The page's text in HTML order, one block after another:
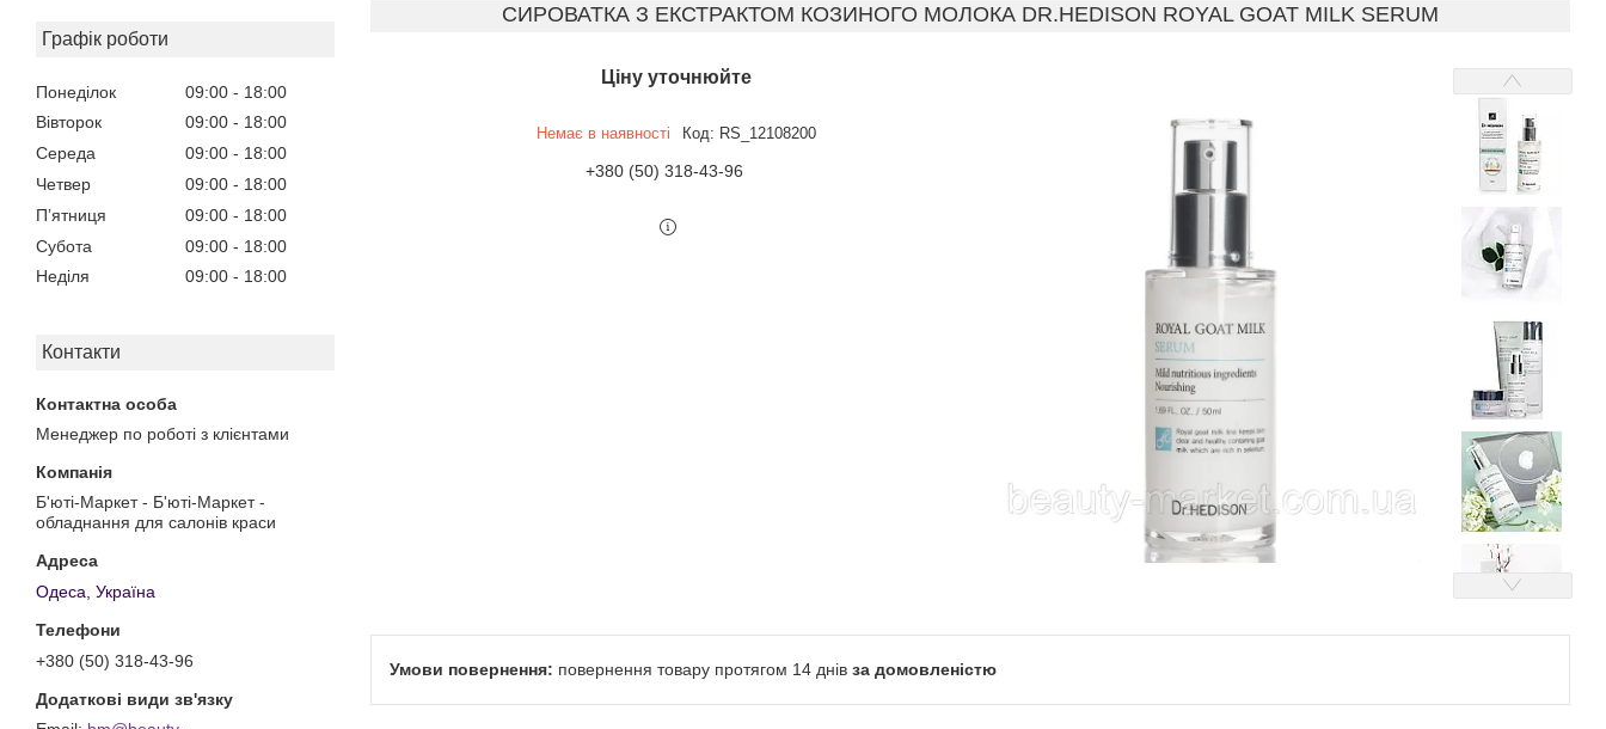
Графік роботи
Понеділок 09:00
18:00
Вівторок
09:00
18:00
Середа
09:00
18:00
Четвер
09:00
18:00
Пʼятниця
09:00
18:00
Субота
09:00
18:00
Неділя
09:00 18:00
Контакти
Менеджер по роботі з клієнтами
Б'юті-Маркет - Б'юті-Маркет -
обладнання для салонів краси
Одеса, Україна
+380 (50) 318-43-96
СИРОВАТКА З ЕКСТРАКТОМ КОЗИНОГО МОЛОКА DR.HEDISON ROYAL GOAT MILK SERUM
Ціну уточнюйте
Немає в наявності Код: RS_12108200
+380 (50) 318-43-96
повернення товару протягом 14 днів за домовленістю